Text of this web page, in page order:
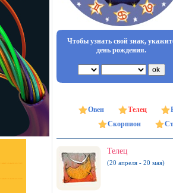
Чтобы узнать свой знак,
день рождения.
Овен Телец
Скорпион
Телец
(20 апреля - 20 мая)